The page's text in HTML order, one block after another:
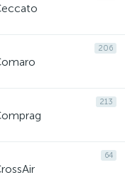
206
213
64